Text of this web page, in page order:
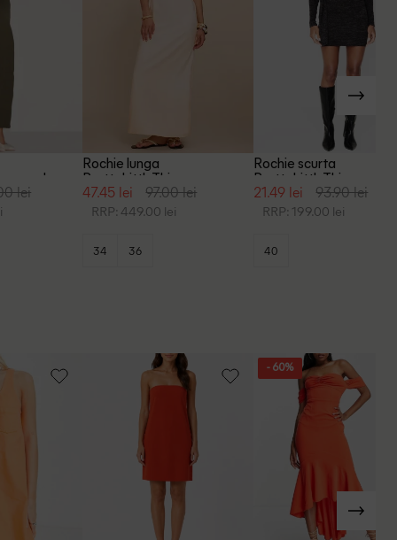
verde
lei
Rochie lunga
PrettyLittleThing, crem
47.45 lei 97.00 lei
RRP: 449.00 lei
34 36
Rochie scurta
PrettyLittleThing, negru
21.49 lei 93.90 lei
RRP: 199.00 lei
40
- 60%